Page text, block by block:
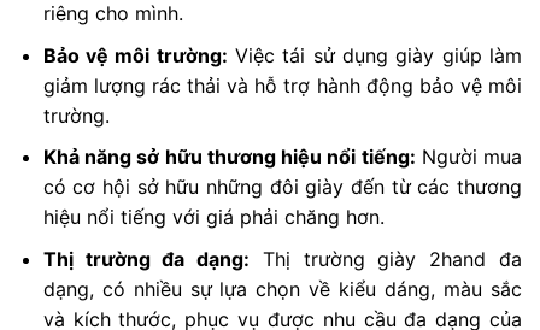
riêng cho mình.
Bảo vệ môi trường: Việc tái sử dụng giày giúp làm
giảm lượng rác thải và hỗ trợ hành động bảo vệ môi
trường.
Khả năng sở hữu thương hiệu nổi tiếng: Người mua
có cơ hội sở hữu những đôi giày đến từ các thương
hiệu nổi tiếng với giá phải chăng hơn.
Thị trường đa dạng: Thị trường giày 2hand đa
dạng, có nhiều sự lựa chọn về kiểu dáng, màu sắc
và kích thước, phục vụ được nhu cầu đa dạng của